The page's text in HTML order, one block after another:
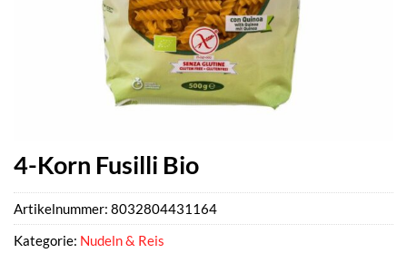
4-Korn Fusilli Bio
Artikelnummer: 8032804431164
Kategorie: Nudeln & Reis